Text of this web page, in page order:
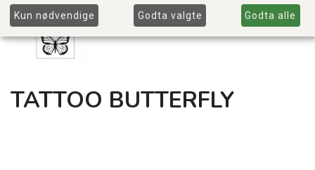
TATTOO BUTTERFLY
Kun nødvendige Godta valgte Godta alle